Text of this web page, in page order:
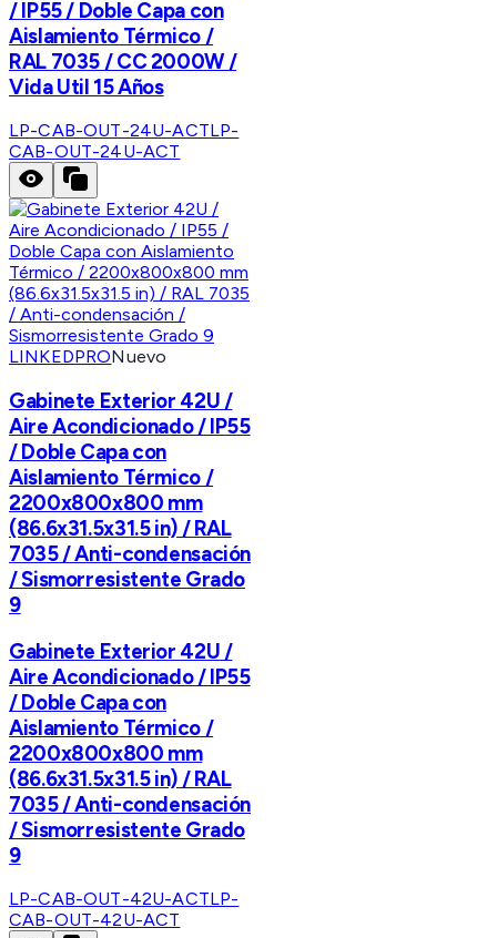
/ IP55 / Doble Capa con
Aislamiento Térmico /
RAL 7035 / CC 2000W /
Vida Util 15 Años
LP-CAB-OUT-24U-ACTLP-
CAB-OUT-24U-ACT
LINKEDPRONuevo
Gabinete Exterior 42U /
Aire Acondicionado / IP55
/ Doble Capa con
Aislamiento Térmico /
2200x800x800 mm
(86.6x31.5x31.5 in) / RAL
7035 / Anti-condensación
/ Sismorresistente Grado
9
Gabinete Exterior 42U /
Aire Acondicionado / IP55
/ Doble Capa con
Aislamiento Térmico /
2200x800x800 mm
(86.6x31.5x31.5 in) / RAL
7035 / Anti-condensación
/ Sismorresistente Grado
9
LP-CAB-OUT-42U-ACTLP-
CAB-OUT-42U-ACT